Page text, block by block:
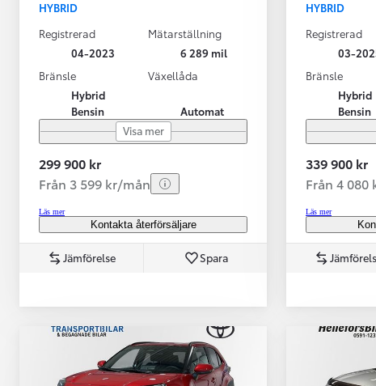
HYBRID
Registrerad
04-2023
Mätarställning
6 289 mil
Bränsle
Hybrid
Bensin
Växellåda
Automat
Visa mer
299 900 kr
Från 3 599 kr/mån
Läs mer
Kontakta återförsäljare
Jämförelse Spara
HYBRID
Registrerad
03-
Bränsle
Hybrid
Bensin
339 900 kr
Från 4 080
Läs mer